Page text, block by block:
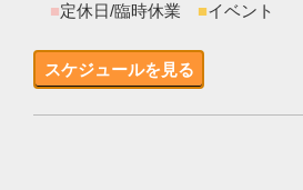
■定休日/臨時休業 ■イベント
スケジュールを見る